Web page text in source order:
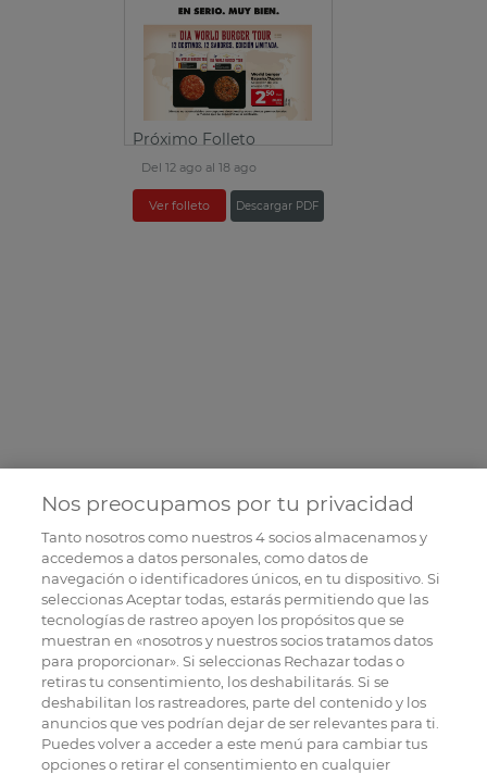
Próximo Folleto
Del 12 ago al 18 ago
Ver folleto Descargar PDF
Nos preocupamos por tu privacidad
Tanto nosotros como nuestros4socios almacenamos y
accedemos a datos personales, como datos de
navegación o identificadores únicos, en tu dispositivo. Si
seleccionas Aceptar todas, estarás permitiendo que las
tecnologías de rastreo apoyen los propósitos que se
muestran en «nosotros y nuestros socios tratamos datos
para proporcionar». Si seleccionas Rechazar todas o
retiras tu consentimiento, los deshabilitarás. Si se
deshabilitan los rastreadores, parte del contenido y los
anuncios que ves podrían dejar de ser relevantes para ti.
Puedes volver a acceder a este menú para cambiar tus
opciones o retirar el consentimiento en cualquier